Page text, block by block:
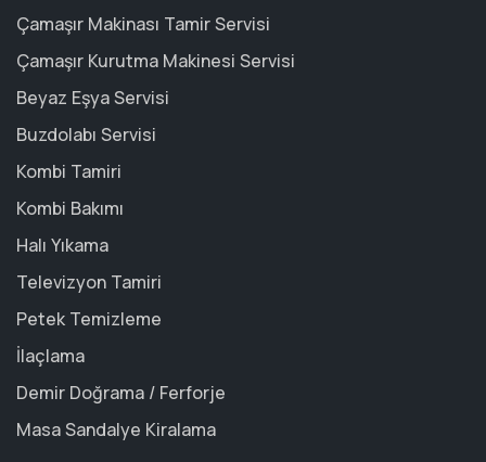
Çamaşır Makinası Tamir Servisi
Çamaşır Kurutma Makinesi Servisi
Beyaz Eşya Servisi
Buzdolabı Servisi
Kombi Tamiri
Kombi Bakımı
Halı Yıkama
Televizyon Tamiri
Petek Temizleme
İlaçlama
Demir Doğrama / Ferforje
Masa Sandalye Kiralama